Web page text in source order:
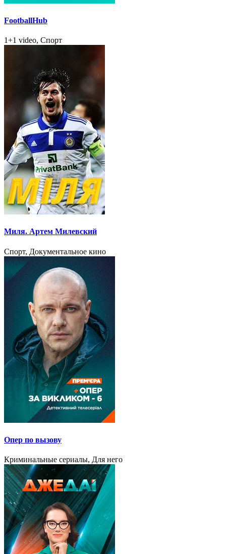
FootballHub
1+1 video, Спорт
Миля. Артем Милевский
Спорт, Документальное кино
Опер по вызову
Криминальные сериалы, Для него